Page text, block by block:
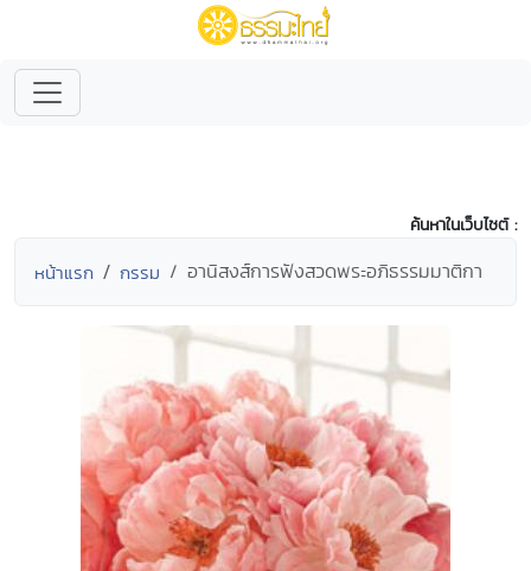
ค้นหาในเว็บไซต์ :
หน้าแรก กรรม อานิสงส์การฟังสวดพระอภิธรรมมาติกา